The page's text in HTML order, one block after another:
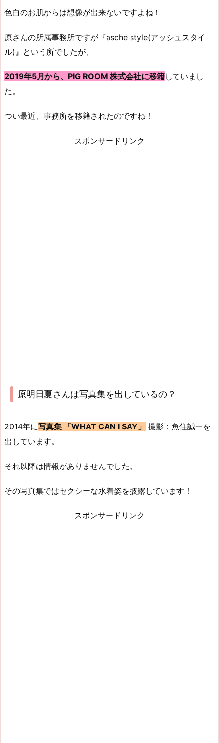
色白のお肌からは想像が出来ないですよね！
原さんの所属事務所ですが『asche style(アッシュスタイ
ル)』という所でしたが、
2019年5月から、PIG ROOM 株式会社に移籍していまし
た。
つい最近、事務所を移籍されたのですね！
スポンサードリンク
原明日夏さんは写真集を出しているの？
2014年に写真集 「WHAT CAN I SAY」
撮影：魚住誠一を
出しています。
それ以降は情報がありませんでした。
その写真集ではセクシーな水着姿を披露しています！
スポンサードリンク